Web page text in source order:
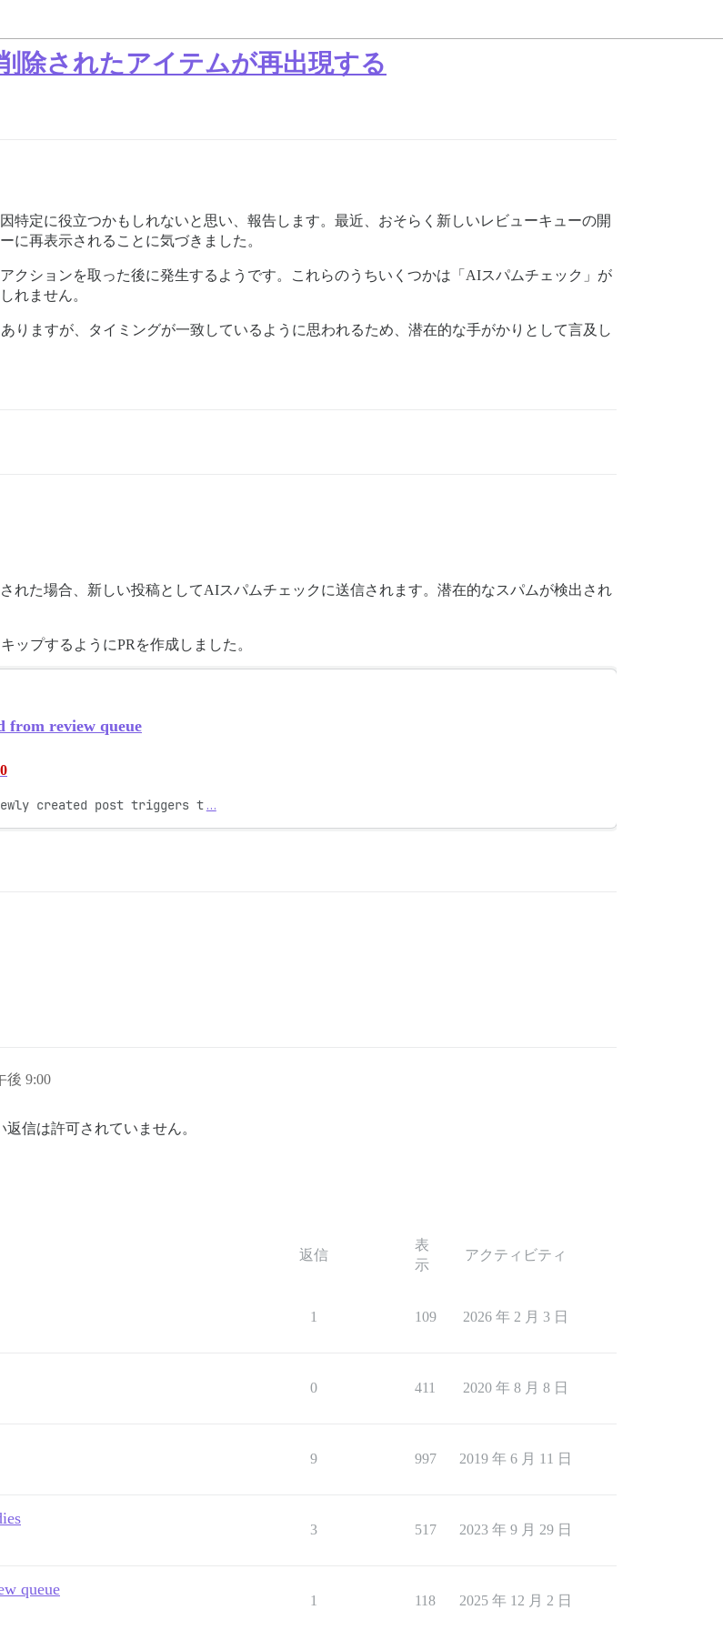
除されたアイテムが再出現する
特定に役立つかもしれないと思い、報告します。最近、おそらく新しいレビューキューの開
に再表示されることに気づきました。
クションを取った後に発生するようです。これらのうちいくつかは「AIスパムチェック」が
れません。
りますが、タイミングが一致しているように思われるため、潜在的な手がかりとして言及し
れた場合、新しい投稿としてAIスパムチェックに送信されます。潜在的なスパムが検出され
ップするようにPRを作成しました。
from review queue
created post triggers t …
後 9:00
信は許可されていません。
返信
表
示
アクティビティ
1 109 2026 年 2 月 3 日
0 411 2020 年 8 月 8 日
9 997 2019 年 6 月 11 日
3 517 2023 年 9 月 29 日
queue
1 118 2025 年 12 月 2 日